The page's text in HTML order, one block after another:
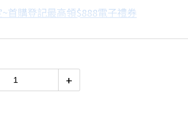
率
$1,996
$533
18家銀行/業者
首購登記最高領$888電子禮券
定購物滿額最高回饋25%
卡分期0利率滿額享回饋
+